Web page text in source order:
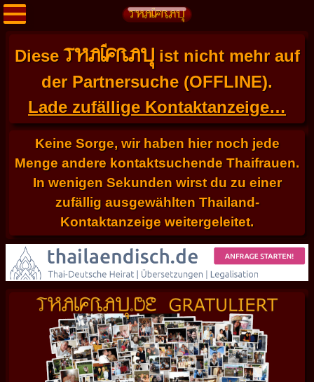
DieseTHAIFRAUist nicht mehr auf
der Partnersuche (OFFLINE).
Lade zufällige Kontaktanzeige…
Keine Sorge, wir haben hier noch jede
Menge andere kontaktsuchende Thaifrauen.
In wenigen Sekunden wirst du zu einer
zufällig ausgewählten Thailand-
Kontaktanzeige weitergeleitet.